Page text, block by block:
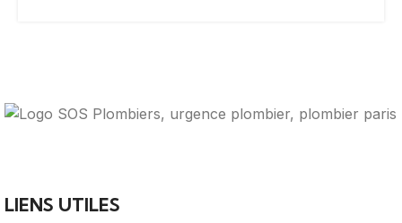
LIENS UTILES